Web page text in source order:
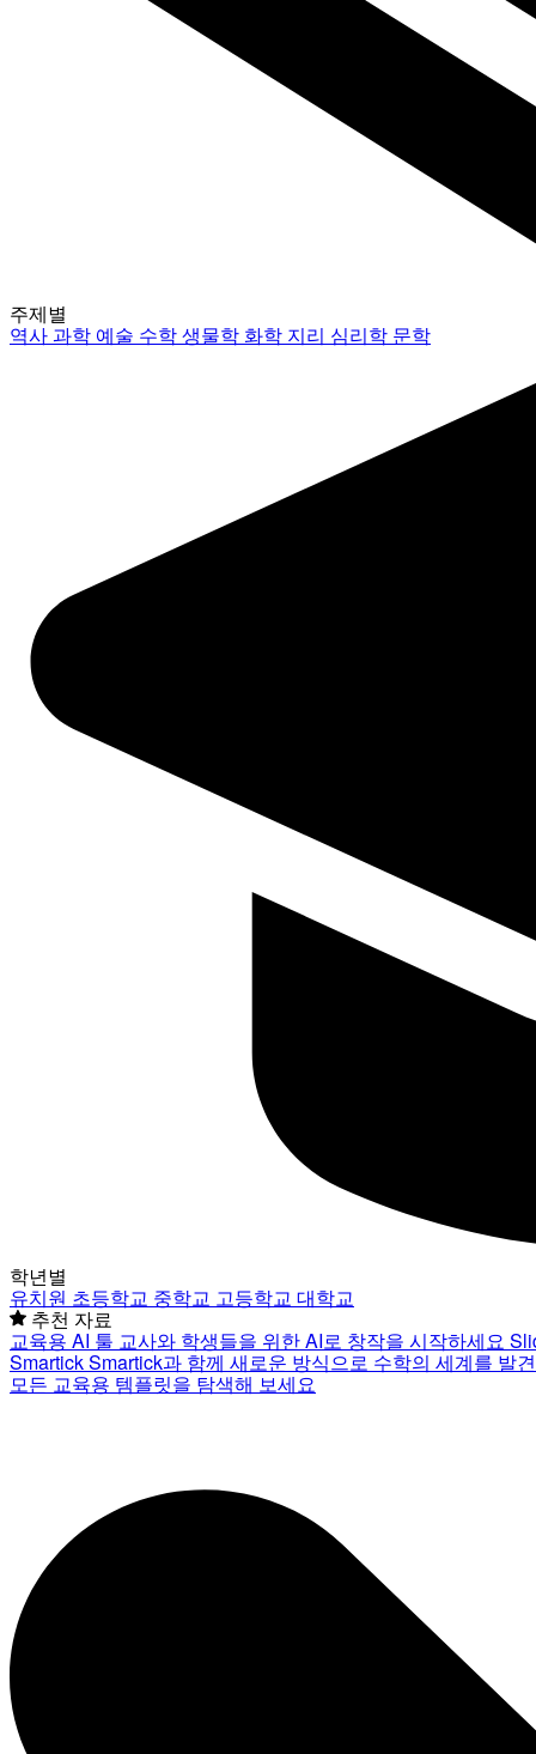
주제별
역사과학 예술 수학생물학 화학 지리 심리학 문학
학년별
유치원 초등학교 중학교 고등학교 대학교
추천 자료
교육용 AI 툴 교사와 학생들을 위한 AI로 창작을 시작하세요
SmartickSmartick과 함께 새로운 방식으로 수학의 세계를 발
모든 교육용 템플릿을 탐색해 보세요